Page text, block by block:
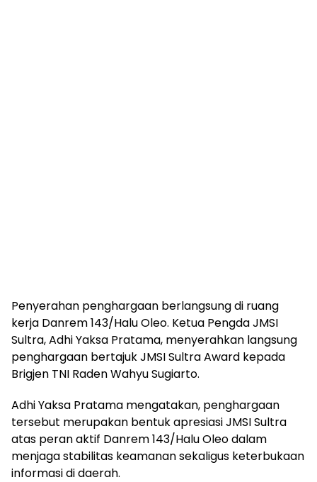
Penyerahan penghargaan berlangsung di ruang
kerja Danrem 143/Halu Oleo. Ketua Pengda JMSI
Sultra, Adhi Yaksa Pratama, menyerahkan langsung
penghargaan bertajuk JMSI Sultra Award kepada
Brigjen TNI Raden Wahyu Sugiarto.
Adhi Yaksa Pratama mengatakan, penghargaan
tersebut merupakan bentuk apresiasi JMSI Sultra
atas peran aktif Danrem 143/Halu Oleo dalam
menjaga stabilitas keamanan sekaligus keterbukaan
informasi di daerah.